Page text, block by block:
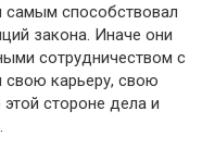
самым способствовал
закона. Иначе они
сотрудничеством с
карьеру, свою
стороне дела и